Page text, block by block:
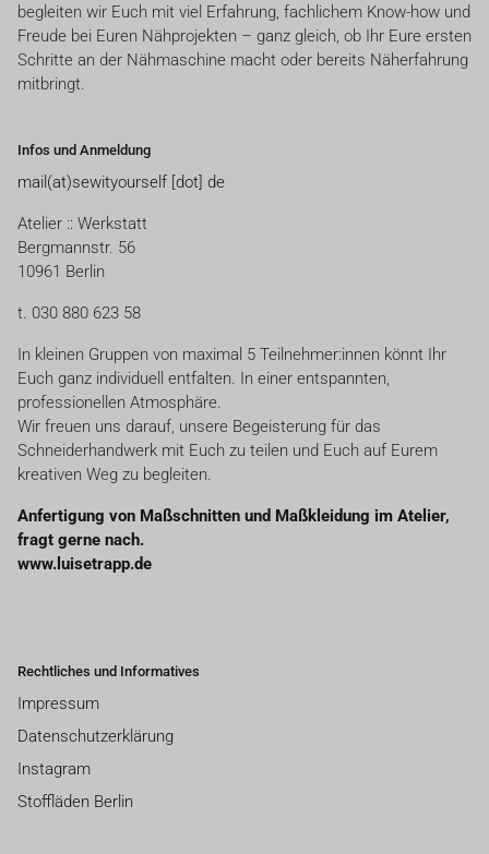
begleiten wir Euch mit viel Erfahrung, fachlichem Know-how und
Freude bei Euren Nähprojekten – ganz gleich, ob Ihr Eure ersten
Schritte an der Nähmaschine macht oder bereits Näherfahrung
mitbringt.
Infos und Anmeldung
mail(at)sewityourself [dot] de
Atelier :: Werkstatt
Bergmannstr. 56
10961 Berlin
t. 030 880 623 58
In kleinen Gruppen von maximal 5 Teilnehmer:innen könnt Ihr
Euch ganz individuell entfalten. In einer entspannten,
professionellen Atmosphäre.
Wir freuen uns darauf, unsere Begeisterung für das
Schneiderhandwerk mit Euch zu teilen und Euch auf Eurem
kreativen Weg zu begleiten.
Anfertigung von Maßschnitten und Maßkleidung im Atelier,
fragt gerne nach.
www.luisetrapp.de
Rechtliches und Informatives
Impressum
Datenschutzerklärung
Instagram
Stoffläden Berlin